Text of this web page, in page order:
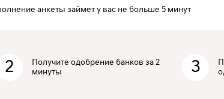
анкеты займет у вас не больше 5 минут
2
Получите одобрение банков за 2
минуты
3